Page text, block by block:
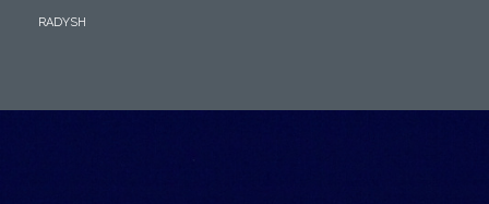
BY
RADYSH